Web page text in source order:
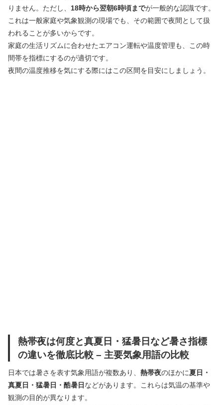
りません。ただし、 18時から翌朝6時頃までが一般的な認識です。
これは一般家庭や気象観測の現場でも、その範囲で夜間として扱
われることが多いからです。
家庭の生活リズムに合わせたエアコン運転や温度管理も、この時
間帯を指標にするのが適切です。
夜間の温度推移を気にする際にはこの区間を目安にしましょう。
熱帯夜は何度と真夏日・猛暑日など暑さ指標
の違いを徹底比較 – 主要気象用語の比較
日本では暑さを表す気象用語が複数あり、 熱帯夜のほかに夏日・
真夏日・猛暑日・酷暑日 などがあります。これらは気温の基準や
観測の目的が異なります。